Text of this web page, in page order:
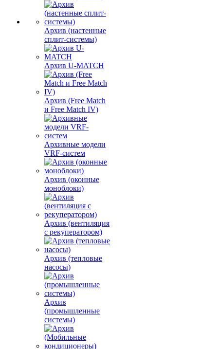
Архив (настенные
сплит-системы)
Архив U-MATCH
Архив (Free Match
и Free Match IV)
Архивные модели
VRF-систем
Архив (оконные
моноблоки)
Архив (вентиляция
с рекуператором)
Архив (тепловые
насосы)
Архив
(промышленные
системы)